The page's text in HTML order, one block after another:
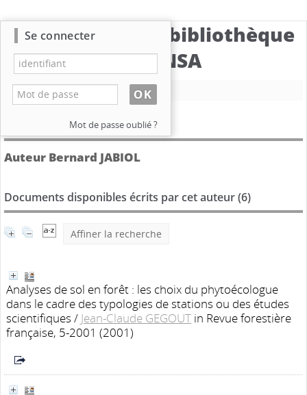
Catalogue de la bibliothèque
du CBNSA
Nouvelle recherche
Détail de l'auteur
Auteur Bernard JABIOL
Documents disponibles écrits par cet auteur (6)
Affiner la recherche
Analyses de sol en forêt : les choix du phytoécologue
dans le cadre des typologies de stations ou des études
scientifiques / Jean-Claude GEGOUT in Revue forestière
française, 5-2001 (2001)
Se connecter
Mot de passe oublié ?